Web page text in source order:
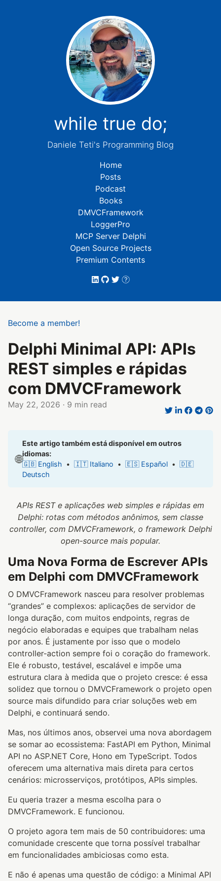
while true do;
Daniele Teti's Programming Blog
Home
Posts
Podcast
Books
DMVCFramework
LoggerPro
MCP Server Delphi
Open Source Projects
Premium Contents
Become a member!
Delphi Minimal API: APIs
REST simples e rápidas
com DMVCFramework
May 22, 2026 · 9 min read
🌐
Este artigo também está disponível em outros
idiomas:
🇬🇧 English • 🇮🇹 Italiano • 🇪🇸 Español • 🇩🇪
Deutsch
APIs REST e aplicações web simples e rápidas em
Delphi: rotas com métodos anônimos, sem classe
controller, com DMVCFramework, o framework Delphi
open-source mais popular.
Uma Nova Forma de Escrever APIs
em Delphi com DMVCFramework
O DMVCFramework nasceu para resolver problemas
“grandes” e complexos: aplicações de servidor de
longa duração, com muitos endpoints, regras de
negócio elaboradas e equipes que trabalham nelas
por anos. É justamente por isso que o modelo
controller-action sempre foi o coração do framework.
Ele é robusto, testável, escalável e impõe uma
estrutura clara à medida que o projeto cresce: é essa
solidez que tornou o DMVCFramework o projeto open
source mais difundido para criar soluções web em
Delphi, e continuará sendo.
Mas, nos últimos anos, observei uma nova abordagem
se somar ao ecossistema: FastAPI em Python, Minimal
API no ASP.NET Core, Hono em TypeScript. Todos
oferecem uma alternativa mais direta para certos
cenários: microsserviços, protótipos, APIs simples.
Eu queria trazer a mesma escolha para o
DMVCFramework. E funcionou.
O projeto agora tem mais de 50 contribuidores: uma
comunidade crescente que torna possível trabalhar
em funcionalidades ambiciosas como esta.
E não é apenas uma questão de código: a Minimal API